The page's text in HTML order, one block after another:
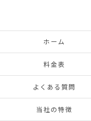
ホーム
料金表
よくある質問
当社の特徴